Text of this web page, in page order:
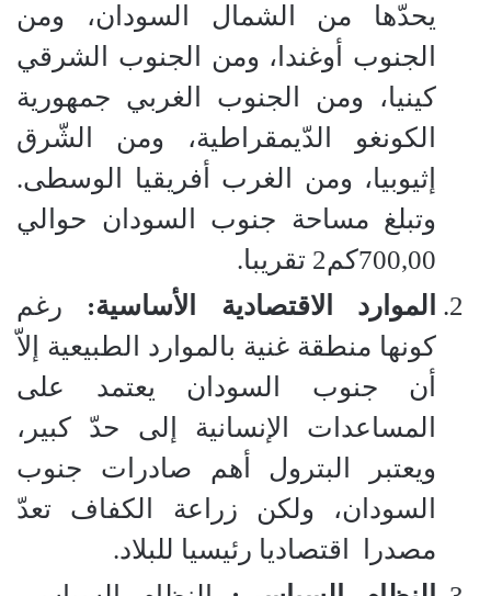
يحدّها من الشمال السودان، ومن
الجنوب أوغندا، ومن الجنوب الشرقي
كينيا، ومن الجنوب الغربي جمهورية
الكونغو الدّيمقراطية، ومن الشّرق
إثيوبيا، ومن الغرب أفريقيا الوسطى.
وتبلغ مساحة جنوب السودان حوالي
700,00كم2 تقريبا.
الموارد الاقتصادية الأساسية: رغم
كونها منطقة غنية بالموارد الطبيعية إلاّ
أن جنوب السودان يعتمد على
المساعدات الإنسانية إلى حدّ كبير،
ويعتبر البترول أهم صادرات جنوب
السودان، ولكن زراعة الكفاف تعدّ
مصدرا
اقتصاديا رئيسيا للبلاد.